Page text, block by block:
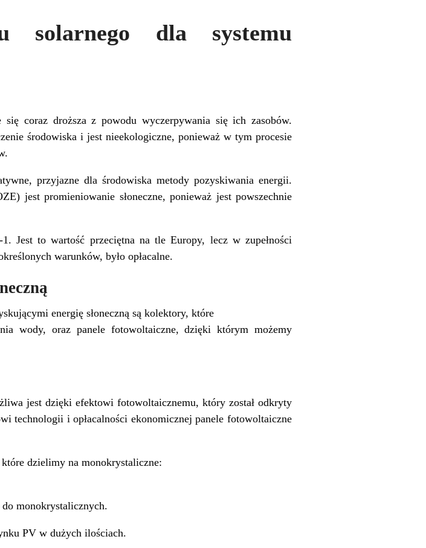
solarnego dla systemu
coraz droższa z powodu wyczerpywania się ich zasobów.
środowiska i jest nieekologiczne, ponieważ w tym procesie
przyjazne dla środowiska metody pozyskiwania energii.
jest promieniowanie słoneczne, ponieważ jest powszechnie
Jest to wartość przeciętna na tle Europy, lecz w zupełności
warunków, było opłacalne.
energię słoneczną są kolektory, które
wody, oraz panele fotowoltaiczne, dzięki którym możemy
jest dzięki efektowi fotowoltaicznemu, który został odkryty
technologii i opłacalności ekonomicznej panele fotowoltaiczne
dzielimy na monokrystaliczne:
monokrystalicznych.
PV w dużych ilościach.